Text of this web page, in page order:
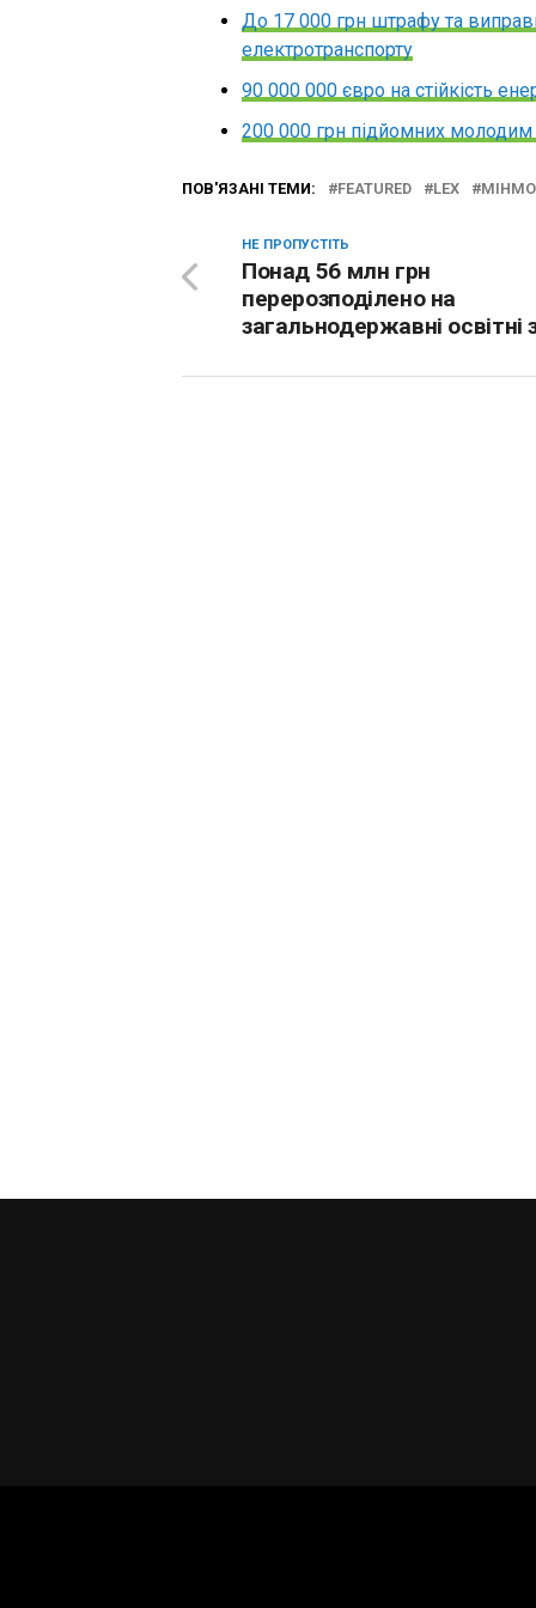
До 17 000 грн штрафу та
електротранспорту
90 000 000 євро на стійкість
200 000 грн підйомних молодим
ПОВ'ЯЗАНІ ТЕМИ: FEATURED LEX
НЕ ПРОПУСТІТЬ
Понад 56 млн грн
перерозподілено на
загальнодержавні освітні